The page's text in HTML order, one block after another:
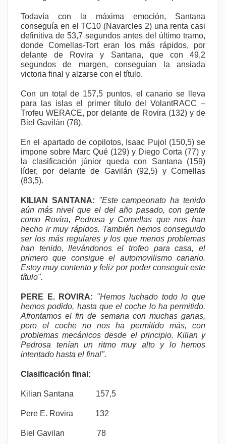
Todavía con la máxima emoción, Santana
conseguía en el TC10 (Navarcles 2) una renta casi
definitiva de 53,7 segundos antes del último tramo,
donde Comellas-Tort eran los más rápidos, por
delante de Rovira y Santana, que con 49,2
segundos de margen, conseguían la ansiada
victoria final y alzarse con el título.
Con un total de 157,5 puntos, el canario se lleva
para las islas el primer título del VolantRACC –
Trofeu WERACE, por delante de Rovira (132) y de
Biel Gavilán (78).
En el apartado de copilotos, Isaac Pujol (150,5) se
impone sobre Marc Qué (129) y Diego Corta (77) y
la clasificación júnior queda con Santana (159)
líder, por delante de Gavilán (92,5) y Comellas
(83,5).
KILIAN SANTANA: "Este campeonato ha tenido
aún más nivel que el del año pasado, con gente
como Rovira, Pedrosa y Comellas que nos han
hecho ir muy rápidos. También hemos conseguido
ser los más regulares y los que menos problemas
han tenido, llevándonos el trofeo para casa, el
primero que consigue el automovilismo canario.
Estoy muy contento y feliz por poder conseguir este
título".
PERE E. ROVIRA: "Hemos luchado todo lo que
hemos podido, hasta que el coche lo ha permitido.
Afrontamos el fin de semana con muchas ganas,
pero el coche no nos ha permitido más, con
problemas mecánicos desde el principio. Kilian y
Pedrosa tenían un ritmo muy alto y lo hemos
intentado hasta el final".
Clasificación final:
Kilian Santana 157,5
Pere E. Rovira 132
Biel Gavilan 78